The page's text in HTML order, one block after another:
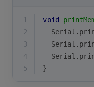
1 void
2
Serial .
3
Serial .
4
Serial .
5
}